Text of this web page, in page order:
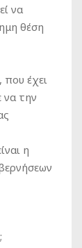
να
θέση
έχει
την
η